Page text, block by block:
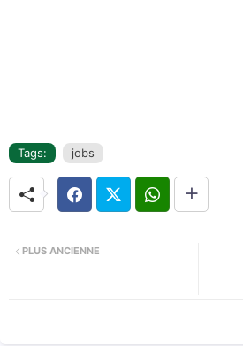
Tags: jobs
PLUS ANCIENNE